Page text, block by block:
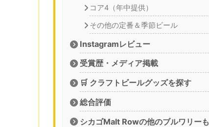
コア4（年中提供）
その他の定番＆季節ビール
Instagramレビュー
受賞歴・メディア掲載
🛒 クラフトビールグッズを探す
総合評価
シカゴMalt Rowの他のブルワリーも